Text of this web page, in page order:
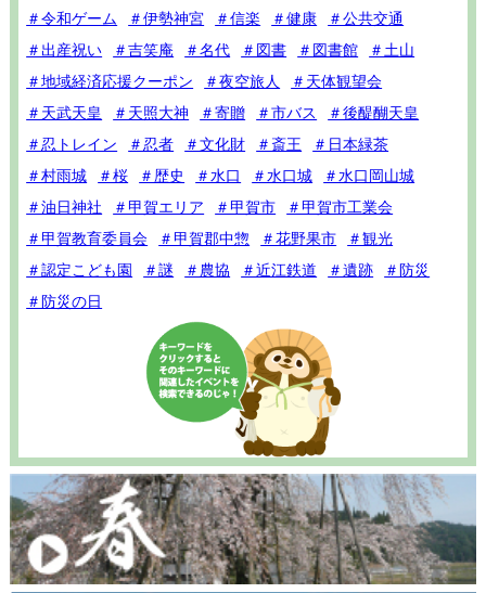
＃令和ゲーム
＃伊勢神宮 ＃信楽 ＃健康
＃公共交通
＃出産祝い
＃吉笑庵 ＃名代 ＃図書 ＃図書館
＃土山
＃地域経済応援クーポン
＃夜空旅人
＃天体観望会
＃天武天皇
＃天照大神 ＃寄贈 ＃市バス
＃後醍醐天皇
＃忍トレイン
＃忍者 ＃文化財 ＃斎王
＃日本緑茶
＃村雨城
＃桜 ＃歴史 ＃水口 ＃水口城
＃水口岡山城
＃油日神社
＃甲賀エリア ＃甲賀市
＃甲賀市工業会
＃甲賀教育委員会
＃甲賀郡中惣 ＃花野果市
＃観光
＃認定こども園
＃謎 ＃農協 ＃近江鉄道 ＃遺跡
＃防災
＃防災の日